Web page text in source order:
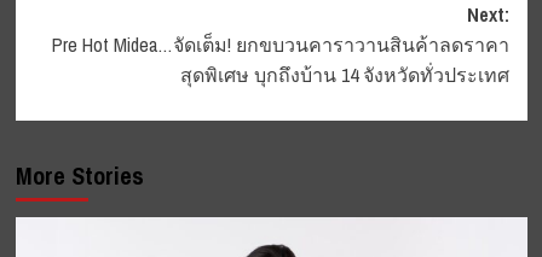
Next:
Pre Hot Midea…จัดเต็ม! ยกขบวนคาราวานสินค้าลดราคา
สุดพิเศษ บุกถึงบ้าน 14 จังหวัดทั่วประเทศ
More Stories